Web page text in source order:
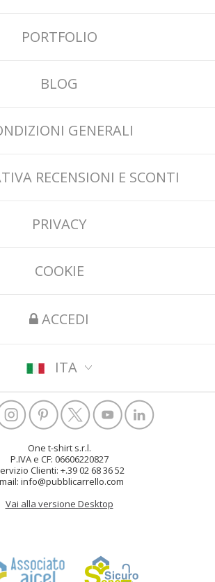
PORTFOLIO
BLOG
GENERALI
RECENSIONI E SCONTI
PRIVACY
COOKIE
ACCEDI
ITA
One t-shirt s.r.l.
P.IVA e CF: 06606220827
Clienti: +.39 02 68 36 52
info@pubblicarrello.com
Vai alla versione Desktop